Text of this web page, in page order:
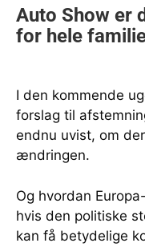
I den kommende
forslag til
endnu uvist, om
ændringen.
Og hvordan
hvis den politiske
kan få betydelige